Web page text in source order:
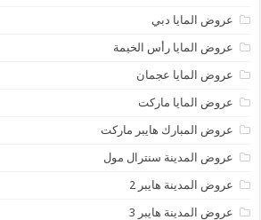
عروض المايا دبي
عروض المايا رأس الخيمة
عروض المايا عجمان
عروض المايا ماركت
عروض المبارك هايبر ماركت
عروض المدينة سنترال مول
عروض المدينة هايبر 2
عروض المدينة هايبر 3